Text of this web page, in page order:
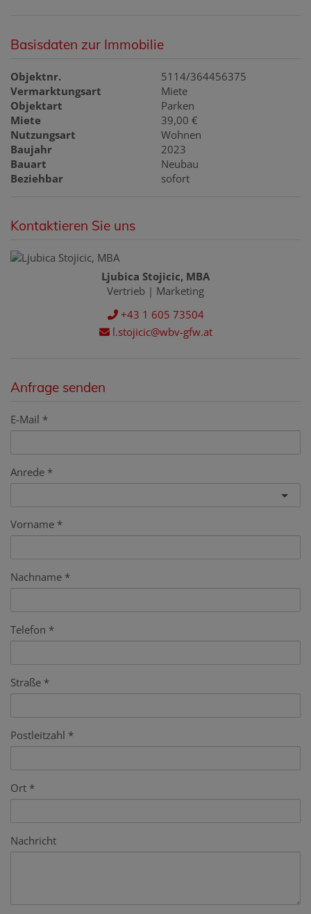
Basisdaten zur Immobilie
Objektnr.
5114/364456375
Vermarktungsart
Miete
Objektart
Parken
Miete
39,00 €
Nutzungsart
Wohnen
Baujahr
2023
Bauart
Neubau
Beziehbar
sofort
Kontaktieren Sie uns
Ljubica Stojicic, MBA
Vertrieb | Marketing
+43 1 605 73504
l.stojicic@wbv-gfw.at
Anfrage senden
E-Mail
Anrede
Vorname
Nachname
Telefon
Straße
Postleitzahl
Ort
Nachricht